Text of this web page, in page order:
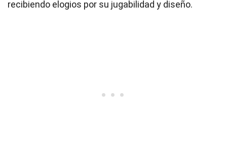
recibiendo elogios por su jugabilidad y diseño.